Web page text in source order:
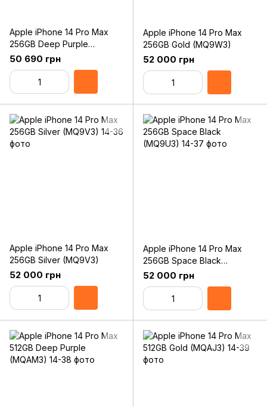
Apple iPhone 14 Pro Max
256GB Deep Purple
(MQ9X3)
50 690 грн
Apple iPhone 14 Pro Max
256GB Gold (MQ9W3)
52 000 грн
Apple iPhone 14 Pro Max
256GB Silver (MQ9V3)
52 000 грн
Apple iPhone 14 Pro Max
256GB Space Black
(MQ9U3)
52 000 грн